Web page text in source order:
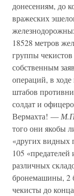
донесениям, до
вражеских
18528 метров
группы
собственным
операций, в
штабов
солдат и
Вермахта! —
того они якобы
«других видных
105
различных
бронемашины, 2
чекисты до